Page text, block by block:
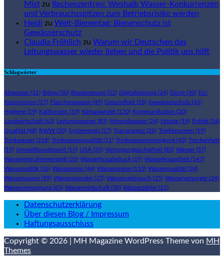
Mist zu Rechenzentren: Weshalb Wasser-Konkurrenzen
und Verbrauchsspitzen zum Betriebsrisiko werden
Heidi zu Welt-Bienentag: Bienenschutz ist
Gewässerschutz
Claudia Fröhlich zu Warum wir Deutschen das
Leitungswasser wieder lieben und die Politik uns hilft
Schlagwörter
Abwasser(31) Bdew (30) Bewässerung (32) Digitalisierung (24) Dürre (30) EU-
Kommission (27) Flaschenwasser(49) Gesundheit (18) Gewässerschutz (41)
Hygiene (19) Kalifornien (19) Klimawandel (150) Kommunikation (20)
Landwirtschaft (63) Leitungswasser(83) Mineralwasser(24) Nitrate (19) Politik (56)
Qualität (48) RWW (30) Systempreis (27) Transparenz (26) Trinkbrunnen (19)
Trinkwasser(218) Trinkwasserqualität (21) Trinkwasserversorgung (43) Trockenheit
(19) Umweltbundesamt (19) USA (20) Versorgungssicherheit (83) Wasser(37)
Wasserentnahmeentgelt (26) Wasserfussabdruck (19) Wasserknappheit (147)
Wasserpolitik (26) Wasserpreis (44) Wasserpreise (110) Wasserqualität (24)
Wassersparen (99) Wasserspender(25) Wasserverbrauch (25) Wasserversorger(24)
Wasserversorgung (63) Wasserwirtschaft (30) Wasserzähler(21)
Datenschutzerklärung
Über diesen Blog / Impressum
Haftungsausschluss
Copyright © 2026 | MH Magazine WordPress Theme von MH
Themes